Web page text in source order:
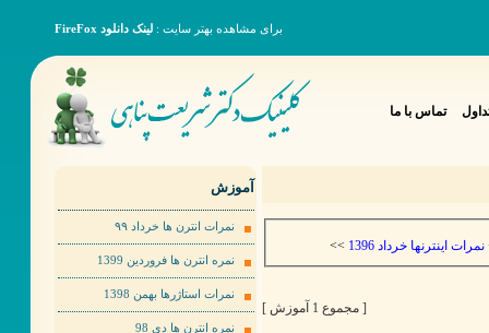
برای مشاهده بهتر سایت : لینک دانلود FireFox
تماس با ما
نمرات اینترنها خرداد 1396 >>
[ مجموع 1 آموزش ]
آموزش
نمرات انترن ها خرداد ٩٩
نمره انترن ها فروردین 1399
نمرات استاژرها بهمن 1398
نمره انترن ها دی 98